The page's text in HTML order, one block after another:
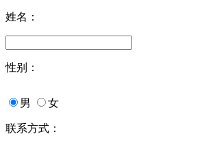
姓名：
性别：
男 女
联系方式：